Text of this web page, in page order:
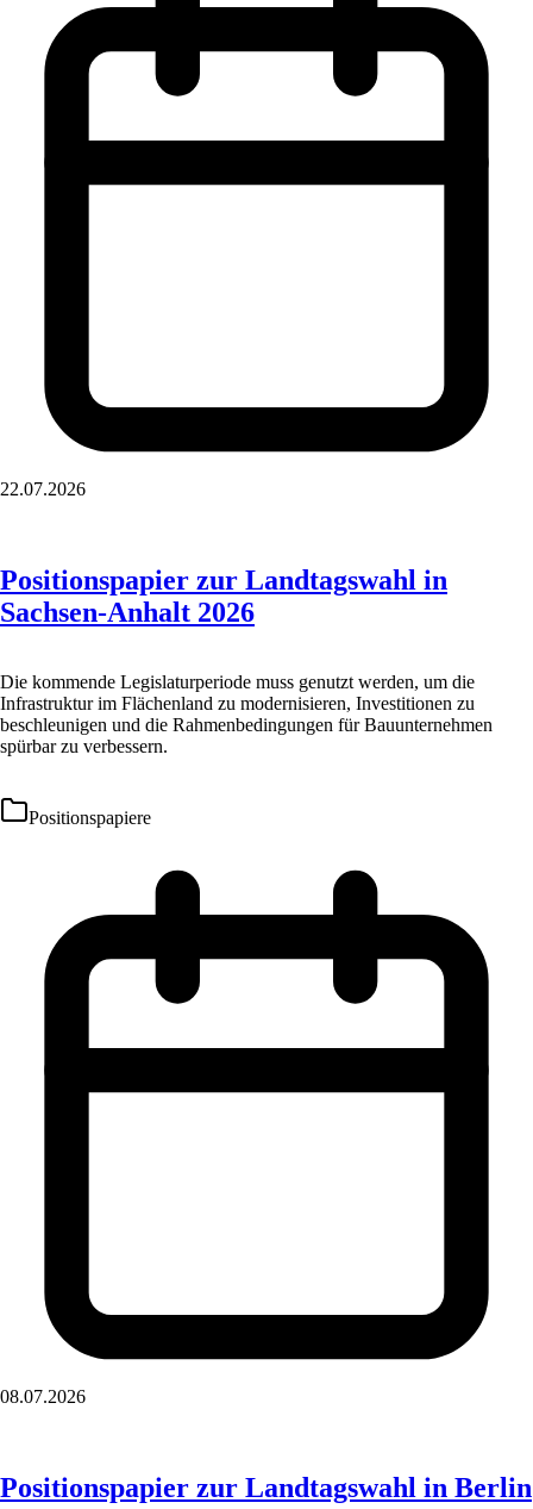
22.07.2026
Positionspapier zur Landtagswahl in
Sachsen-Anhalt 2026
Die kommende Legislaturperiode muss genutzt werden, um die
Infrastruktur im Flächenland zu modernisieren, Investitionen zu
beschleunigen und die Rahmenbedingungen für Bauunternehmen
spürbar zu verbessern.
Positionspapiere
08.07.2026
Positionspapier zur Landtagswahl in Berlin